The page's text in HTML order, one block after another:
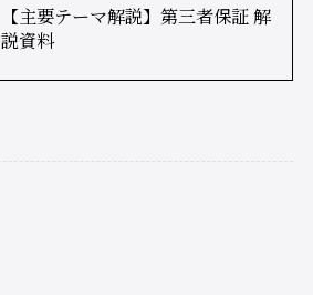
【主要テーマ解説】第三者保証 解
説資料